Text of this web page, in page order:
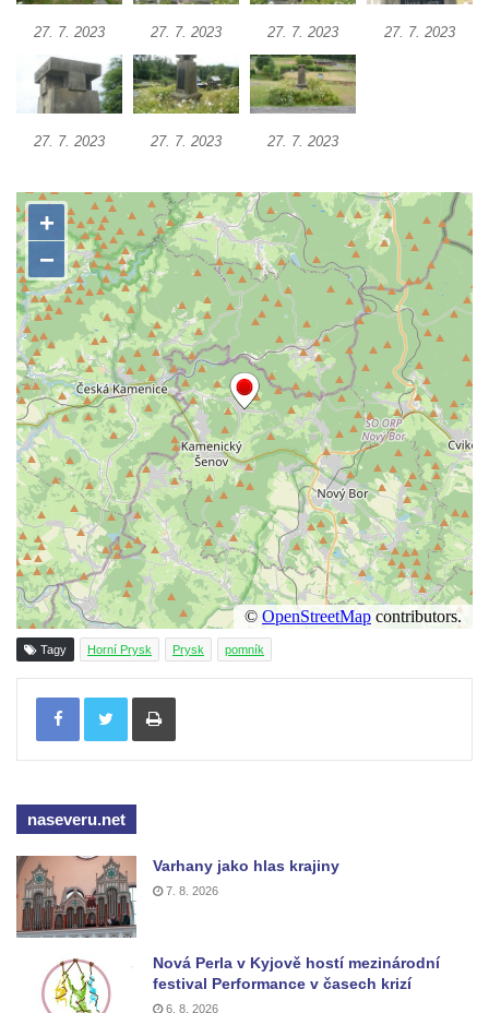
Plavu
Dolním Podluží
Kenotaf Leopolda Malata na hřbitově v
Dolním Podluží
Dolním Podluží
Kenotaf Heinricha Klause na hřbitově v
Dolním Podluží
Kenotaf Josefa Stolle na hřbitově v Dolním
Podluží
Pomník obětem 1. světové války na
židovském hřbitově v Mostě
Hrob Aloise Podrábského na hřbitově v
Račicích
Pamětní deska Miroslava Švice na domě
čp. 43 v Lužci nad Vltavou
Pomník obětem 2. světové války v ulici 1.
máje v Lužci nad Vltavou
Pomník obětem válek v ulici 1. máje v Lužci
nad Vltavou
Hrob Vladislava Neumana v Hostíně u
Pomník obětem válek před hřbitovem v
Lužci nad Vltavou
nad Vltavou
Hrob Václava Kufnera na hřbitově v Lužci
nad Vltavou
Pomník vojákům Rudé armády na hřbitově
v Lužci nad Vltavou
27. 7. 2023 27. 7. 2023 27. 7. 2023 27. 7. 2023
27. 7. 2023 27. 7. 2023 27. 7. 2023
Tagy Horní Prysk Prysk pomník
Tisknout
naseveru.net
Varhany jako hlas krajiny
7. 8. 2026
Nová Perla v Kyjově hostí mezinárodní
festival Performance v časech krizí
6. 8. 2026